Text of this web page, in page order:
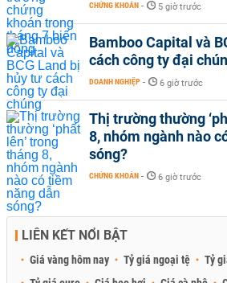
CHỨNG KHOÁN - 5 giờ trước
Bamboo Capital và
cách công ty đại
DOANH NGHIỆP - 6 giờ trước
Thị trường thường
8, nhóm ngành nào
sóng?
CHỨNG KHOÁN - 6 giờ trước
LIÊN KẾT NỔI BẬT
Giá vàng hôm nay Tỷ giá ngoại tệ Tỷ